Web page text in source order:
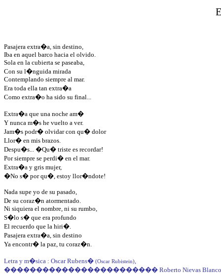
Pasajera extra�a, sin destino,
Iba en aquel barco hacia el olvido.
Sola en la cubierta se paseaba,
Con su l�nguida mirada
Contemplando siempre al mar.
Era toda ella tan extra�a
Como extra�o ha sido su final...
Extra�a que una noche am�
Y nunca m�s he vuelto a ver.
Jam�s podr� olvidar con qu� dolor
Llor� en mis brazos.
Despu�s... �Qu� triste es recordar!
Por siempre se perdi� en el mar.
Extra�a y gris mujer,
�No s� por qu�, estoy llor�ndote!
Nada supe yo de su pasado,
De su coraz�n atormentado.
Ni siquiera el nombre, ni su rumbo,
S�lo s� que era profundo
El recuerdo que la hiri�.
Pasajera extra�a, sin destino
Ya encontr� la paz, tu coraz�n.
Letra y m�sica : Oscar Rubens� (Oscar Rubistein),
������������������������ Roberto Nievas Blanco